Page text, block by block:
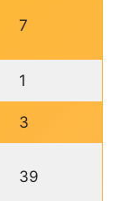
7
1
3
39